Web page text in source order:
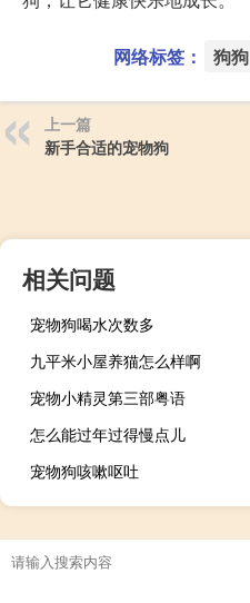
网络标签： 狗狗
上一篇
新手合适的宠物狗
相关问题
宠物狗喝水次数多
九平米小屋养猫怎么样啊
宠物小精灵第三部粤语
怎么能过年过得慢点儿
宠物狗咳嗽呕吐